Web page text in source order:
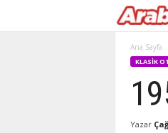
Ana Sayfa
KLASIK
Yazar